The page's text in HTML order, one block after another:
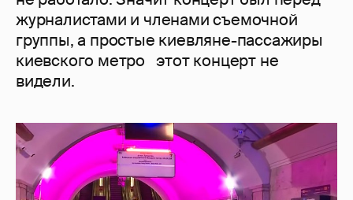
журналистами и членами съемочной
группы, а простые киевляне-пассажиры
киевского метро этот концерт не
видели.